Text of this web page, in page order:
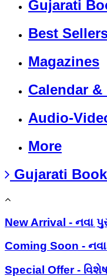
Gujarati
Best
Magazines
Calendar &
Audio-
More
Gujarati
New Arrival - નવા
Coming Soon -
Special Offer -